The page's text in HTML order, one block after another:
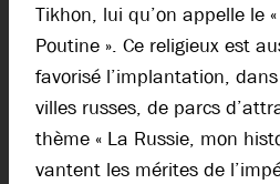
Tikhon, lui qu’on appelle le
Poutine ». Ce religieux est
favorisé l’implantation,
villes russes, de parcs
thème « La Russie, mon
vantent les mérites de